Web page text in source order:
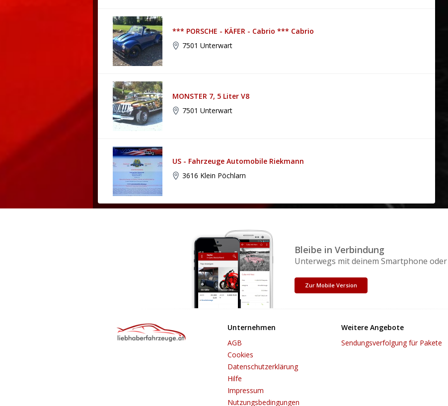
*** PORSCHE - KÄFER - Cabrio *** Cabrio
7501 Unterwart
MONSTER 7, 5 Liter V8
7501 Unterwart
US - Fahrzeuge Automobile Riekmann
3616 Klein Pöchlarn
Bleibe in Verbindung
Unterwegs mit deinem Smartphone
Zur Mobile Version
Unternehmen
AGB
Cookies
Datenschutzerklärung
Hilfe
Impressum
Nutzungsbedingungen
Weitere Angebote
Sendungsverfolgung für Pakete